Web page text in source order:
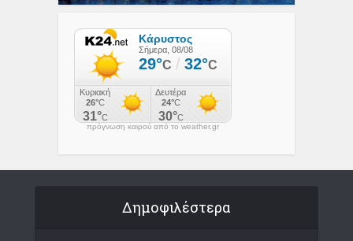
πρόγνωση καιρού από το weather.gr
Δημοφιλέστερα